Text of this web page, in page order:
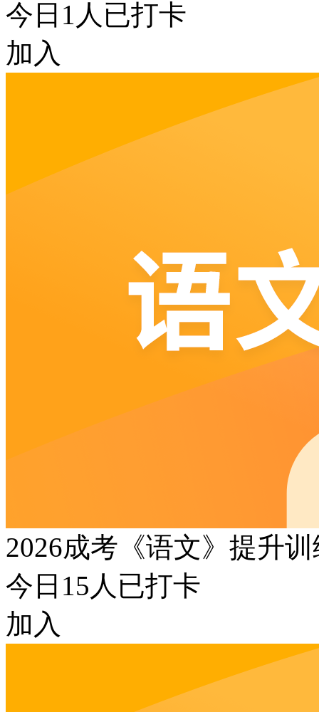
今日 1 人已打卡
加入
2026成考《语文》提升
今日 15 人已打卡
加入